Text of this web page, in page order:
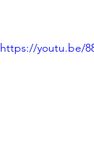
https://youtu.be/